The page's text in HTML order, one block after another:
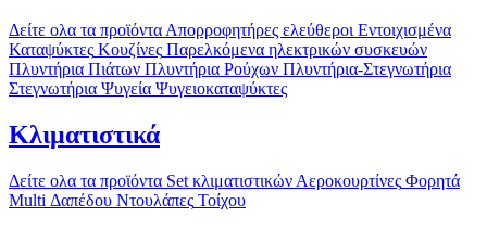
Δείτε ολα τα προϊόντα Απορροφητήρες ελεύθεροι Εντοιχισμένα
Καταψύκτες Κουζίνες Παρελκόμενα ηλεκτρικών συσκευών
Πλυντήρια Πιάτων Πλυντήρια Ρούχων Πλυντήρια-Στεγνωτήρια
Στεγνωτήρια Ψυγεία Ψυγειοκαταψύκτες
Κλιματιστικά
Δείτε ολα τα προϊόντα Set κλιματιστικών Αεροκουρτίνες Φορητά
Multi Δαπέδου Ντουλάπες Τοίχου